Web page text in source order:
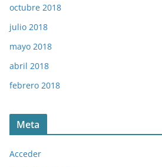
octubre 2018
julio 2018
mayo 2018
abril 2018
febrero 2018
Meta
Acceder